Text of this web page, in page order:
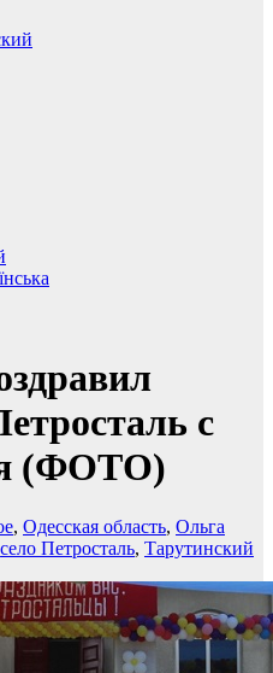
с
(ФОТО)
, Одесская область, Ольга
село Петросталь, Тарутинский